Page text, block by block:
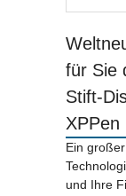
für Sie
Stift-
XPPen
Ein
und Ihre